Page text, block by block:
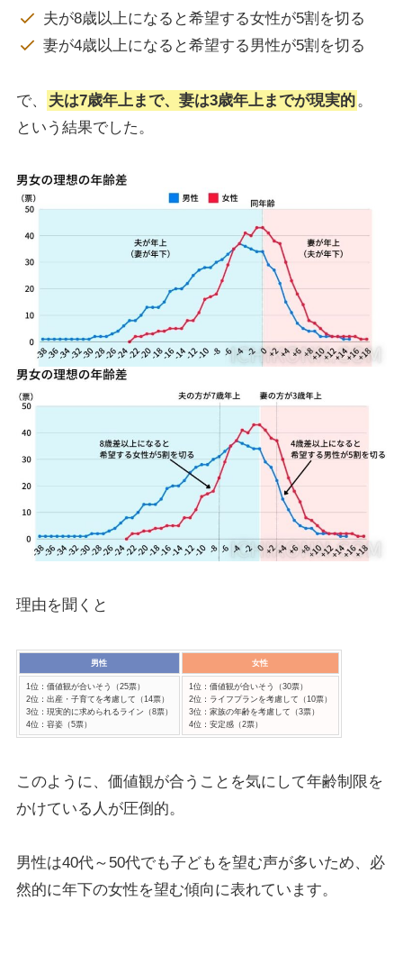
夫が8歳以上になると希望する女性が5割を切る
妻が4歳以上になると希望する男性が5割を切る
で、 夫は7歳年上まで、妻は3歳年上までが現実的 。
という結果でした。
理由を聞くと
男性 女性
1位：価値観が合いそう（25票）
2位：出産・子育てを考慮して（14票）
3位：現実的に求められるライン（8票）
4位：容姿（5票）
1位：価値観が合いそう（30票）
2位：ライフプランを考慮して（10票）
3位：家族の年齢を考慮して（3票）
4位：安定感（2票）
このように、価値観が合うことを気にして年齢制限を
かけている人が圧倒的。
男性は40代～50代でも子どもを望む声が多いため、必
然的に年下の女性を望む傾向に表れています。